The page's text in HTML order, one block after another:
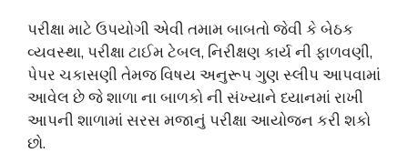
પરીક્ષા માટે ઉપયોગી એવી તમામ બાબતો જેવી કે બેઠક
વ્યવસ્થા, પરીક્ષા ટાઈમ ટેબલ, નિરીક્ષણ કાર્ય ની ફાળવણી,
પેપર ચકાસણી તેમજ વિષય અનુરૂપ ગુણ સ્લીપ આપવામાં
આવેલ છે જે શાળા ના બાળકો ની સંખ્યાને ધ્યાનમાં રાખી
આપની શાળામાં સરસ મજાનું પરીક્ષા આયોજન કરી શકો
છો.